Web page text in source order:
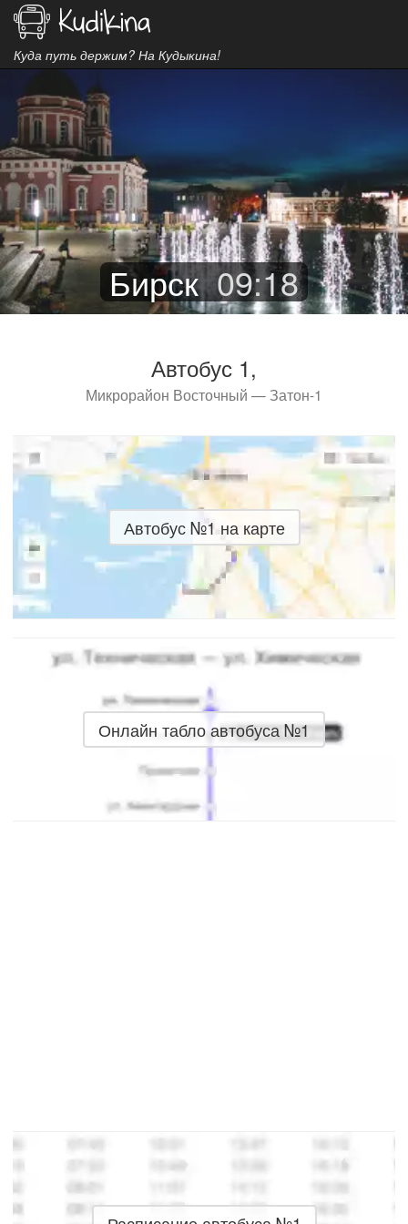
Куда путь держим? На Кудыкина!
Бирск 09:18
Автобус 1,
Микрорайон Восточный — Затон-1
Автобус №1 на карте
Онлайн табло автобуса №1